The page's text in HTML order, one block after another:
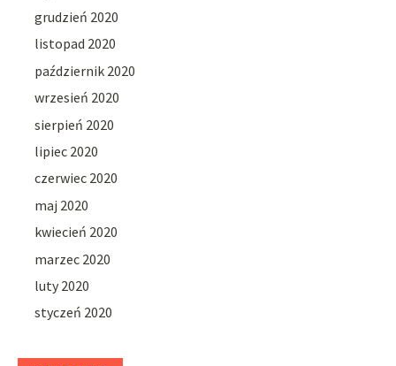
grudzień 2020
listopad 2020
październik 2020
wrzesień 2020
sierpień 2020
lipiec 2020
czerwiec 2020
maj 2020
kwiecień 2020
marzec 2020
luty 2020
styczeń 2020